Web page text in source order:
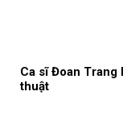
Ca sĩ Đoan Trang
thuật